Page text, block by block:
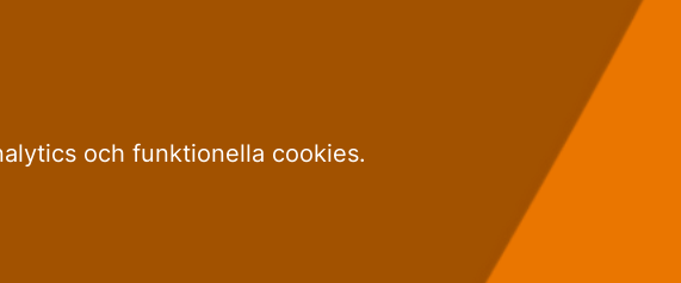
och funktionella cookies.